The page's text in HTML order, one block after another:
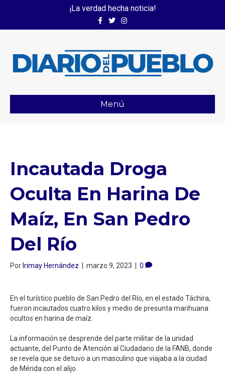
¡La verdad hecha noticia!
FacebookTwitterInstagram
Menú
Incautada Droga
Oculta En Harina De
Maíz, En San Pedro
Del Río⁣
PorIrimay Hernández | marzo 9, 2023 | 0
En el turístico pueblo de San Pedro del Río, en el estado Táchira,
fueron incautados cuatro kilos y medio de presunta marihuana
ocultos en harina de maíz. ⁣
La información se desprende del parte militar de la unidad
actuante, del Punto de Atención al Ciudadano de la FANB, donde
se revela que se detuvo a un masculino que viajaba a la ciudad
de Mérida con el alijo. ⁣